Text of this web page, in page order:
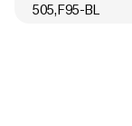
505,F95-BL